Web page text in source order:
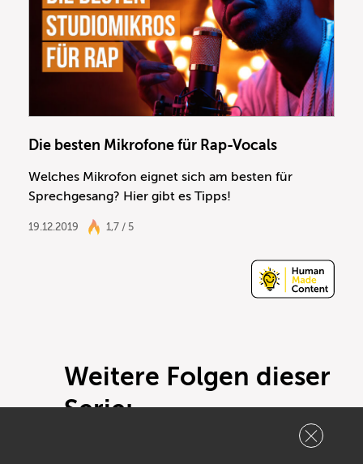
Die besten Mikrofone für Rap-Vocals
Welches Mikrofon eignet sich am besten für
Sprechgesang? Hier gibt es Tipps!
19.12.2019 1,7 / 5
Weitere Folgen dieser
Serie: